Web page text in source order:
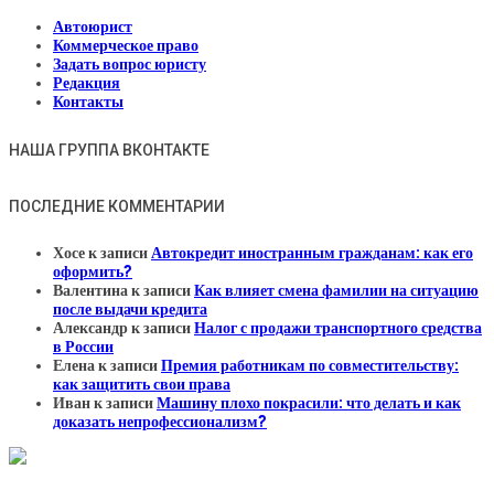
Автоюрист
Коммерческое право
Задать вопрос юристу
Редакция
Контакты
НАША ГРУППА ВКОНТАКТЕ
ПОСЛЕДНИЕ КОММЕНТАРИИ
Хосек записиАвтокредит иностранным гражданам: как его
оформить?
Валентинак записиКак влияет смена фамилии на ситуацию
после выдачи кредита
Александрк записиНалог с продажи транспортного средства
в России
Еленак записиПремия работникам по совместительству:
как защитить свои права
Иванк записиМашину плохо покрасили: что делать и как
доказать непрофессионализм?